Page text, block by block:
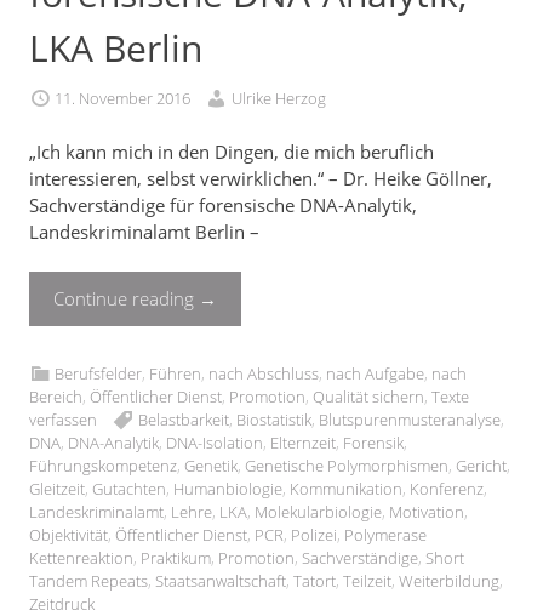
LKA Berlin
11. November 2016 Ulrike Herzog
„Ich kann mich in den Dingen, die mich beruflich
interessieren, selbst verwirklichen.“ – Dr. Heike Göllner,
Sachverständige für forensische DNA-Analytik,
Landeskriminalamt Berlin –
Continue reading →
Berufsfelder, Führen, nach Abschluss, nach Aufgabe, nach
Bereich, Öffentlicher Dienst, Promotion, Qualität sichern,Texte
verfassen
Belastbarkeit, Biostatistik, Blutspurenmusteranalyse,
DNA, DNA-Analytik, DNA-Isolation, Elternzeit, Forensik,
Führungskompetenz, Genetik, Genetische Polymorphismen, Gericht,
Gleitzeit, Gutachten, Humanbiologie, Kommunikation, Konferenz,
Landeskriminalamt, Lehre, LKA, Molekularbiologie, Motivation,
Objektivität, Öffentlicher Dienst, PCR, Polizei, Polymerase
Kettenreaktion, Praktikum, Promotion, Sachverständige, Short
Tandem Repeats, Staatsanwaltschaft,Tatort,Teilzeit,Weiterbildung,
Zeitdruck